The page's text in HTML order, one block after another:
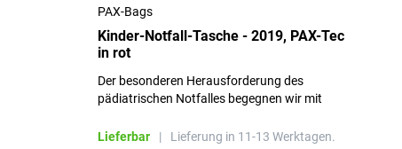
PAX-Bags
Kinder-Notfall-Tasche - 2019, PAX-Tec
in rot
Der besonderen Herausforderung des
pädiatrischen Notfalles begegnen wir mit
Lieferbar
| Lieferung in 11-13 Werktagen.